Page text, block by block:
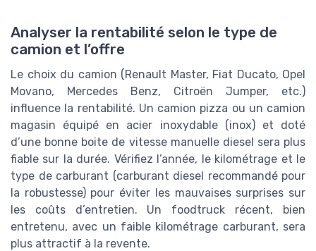
Analyser la rentabilité selon le type de
camion et l’offre
Le choix du camion (Renault Master, Fiat Ducato, Opel
Movano, Mercedes Benz, Citroën Jumper, etc.)
influence la rentabilité. Un camion pizza ou un camion
magasin équipé en acier inoxydable (inox) et doté
d’une bonne boite de vitesse manuelle diesel sera plus
fiable sur la durée. Vérifiez l’année, le kilométrage et le
type de carburant (carburant diesel recommandé pour
la robustesse) pour éviter les mauvaises surprises sur
les coûts d’entretien. Un foodtruck récent, bien
entretenu, avec un faible kilométrage carburant, sera
plus attractif à la revente.